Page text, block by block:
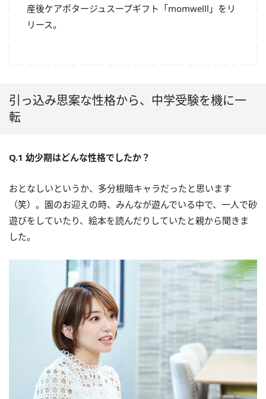
産後ケアポタージュスープギフト「momwelll」をリ
リース。
引っ込み思案な性格から、中学受験を機に一
転
Q.1 幼少期はどんな性格でしたか？
おとなしいというか、多分根暗キャラだったと思います
（笑）。園のお迎えの時、みんなが遊んでいる中で、一人で砂
遊びをしていたり、絵本を読んだりしていたと親から聞きま
した。